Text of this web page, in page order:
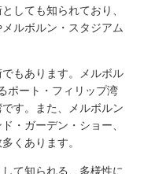
しても知られており、
ルボルン・スタジアム
もあります。メルボル
ポート・フィリップ湾
す。また、メルボルン
・ガーデン・ショー、
くあります。
て知られる、多様性に